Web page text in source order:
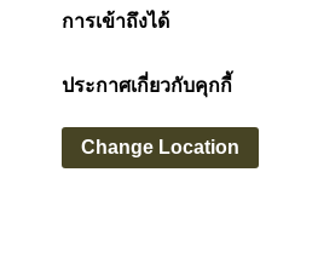
การเข้าถึงได้
ประกาศเกี่ยวกับคุกกี้
Change Location